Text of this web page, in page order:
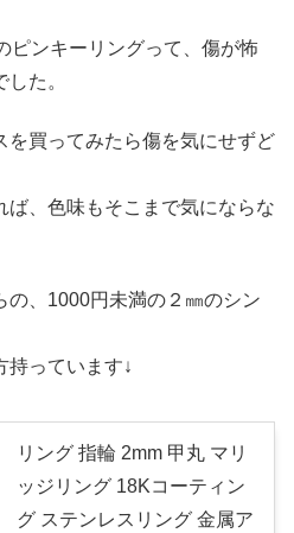
ピンキーリングって、傷が怖
た。
を買ってみたら傷を気にせずど
ば、色味もそこまで気にならな
の、1000円未満の２㎜のシン
持っています↓
リング 指輪 2mm 甲丸 マリ
ッジリング 18Kコーティン
グ ステンレスリング 金属ア